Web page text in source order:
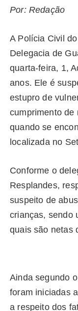
Por: Redação
A Polícia Civil
Delegacia de
quarta-feira, 1,
anos. Ele é
estupro de
cumprimento de
quando se
localizada no
Conforme o
Resplandes,
suspeito de
crianças, sendo
quais são netas
Ainda segundo
foram iniciadas
a respeito dos